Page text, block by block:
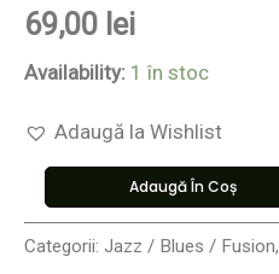
69,00 lei
Availability: 1 în stoc
Adaugă la Wishlist
Adaugă În Coș
Categorii: Jazz / Blues / Fusion,